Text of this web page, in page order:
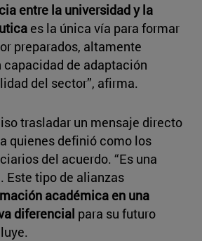
entre la universidad y la
es la única vía para formar
preparados, altamente
de adaptación
del sector”, afirma.
trasladar un mensaje directo
quienes definió como los
del acuerdo. “Es una
Este tipo de alianzas
académica en una
diferencial para su futuro